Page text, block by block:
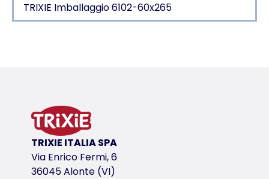
TRIXIE Imballaggio 6102-60x265
variante di prodotto
variante di prodotto: numero unico del
Misure
20 cm
TRIXIE ITALIA SPA
Via Enrico Fermi, 6
36045 Alonte (VI)